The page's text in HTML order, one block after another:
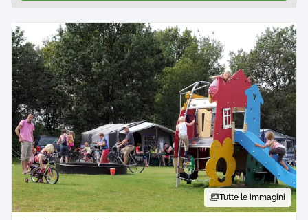
Tutte le immagini